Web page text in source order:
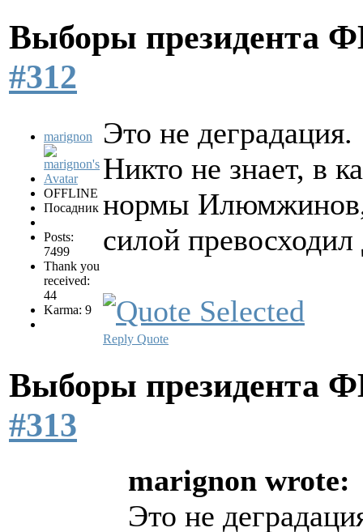
Выборы президента
#312
marignon
OFFLINE
Посадник
Posts:
7499
Thank you
received:
44
Karma: 9
Это не деградация.
Никто не знает, в
нормы Илюмжинов,
силой
Reply Quote
Выборы президента
#313
marignon wrote:
Это не